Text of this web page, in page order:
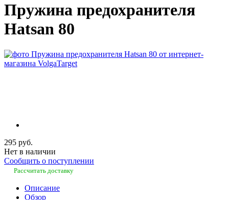
Пружина предохранителя
Hatsan 80
295 руб.
Нет в наличии
Сообщить о поступлении
Рассчитать доставку
Описание
Обзор